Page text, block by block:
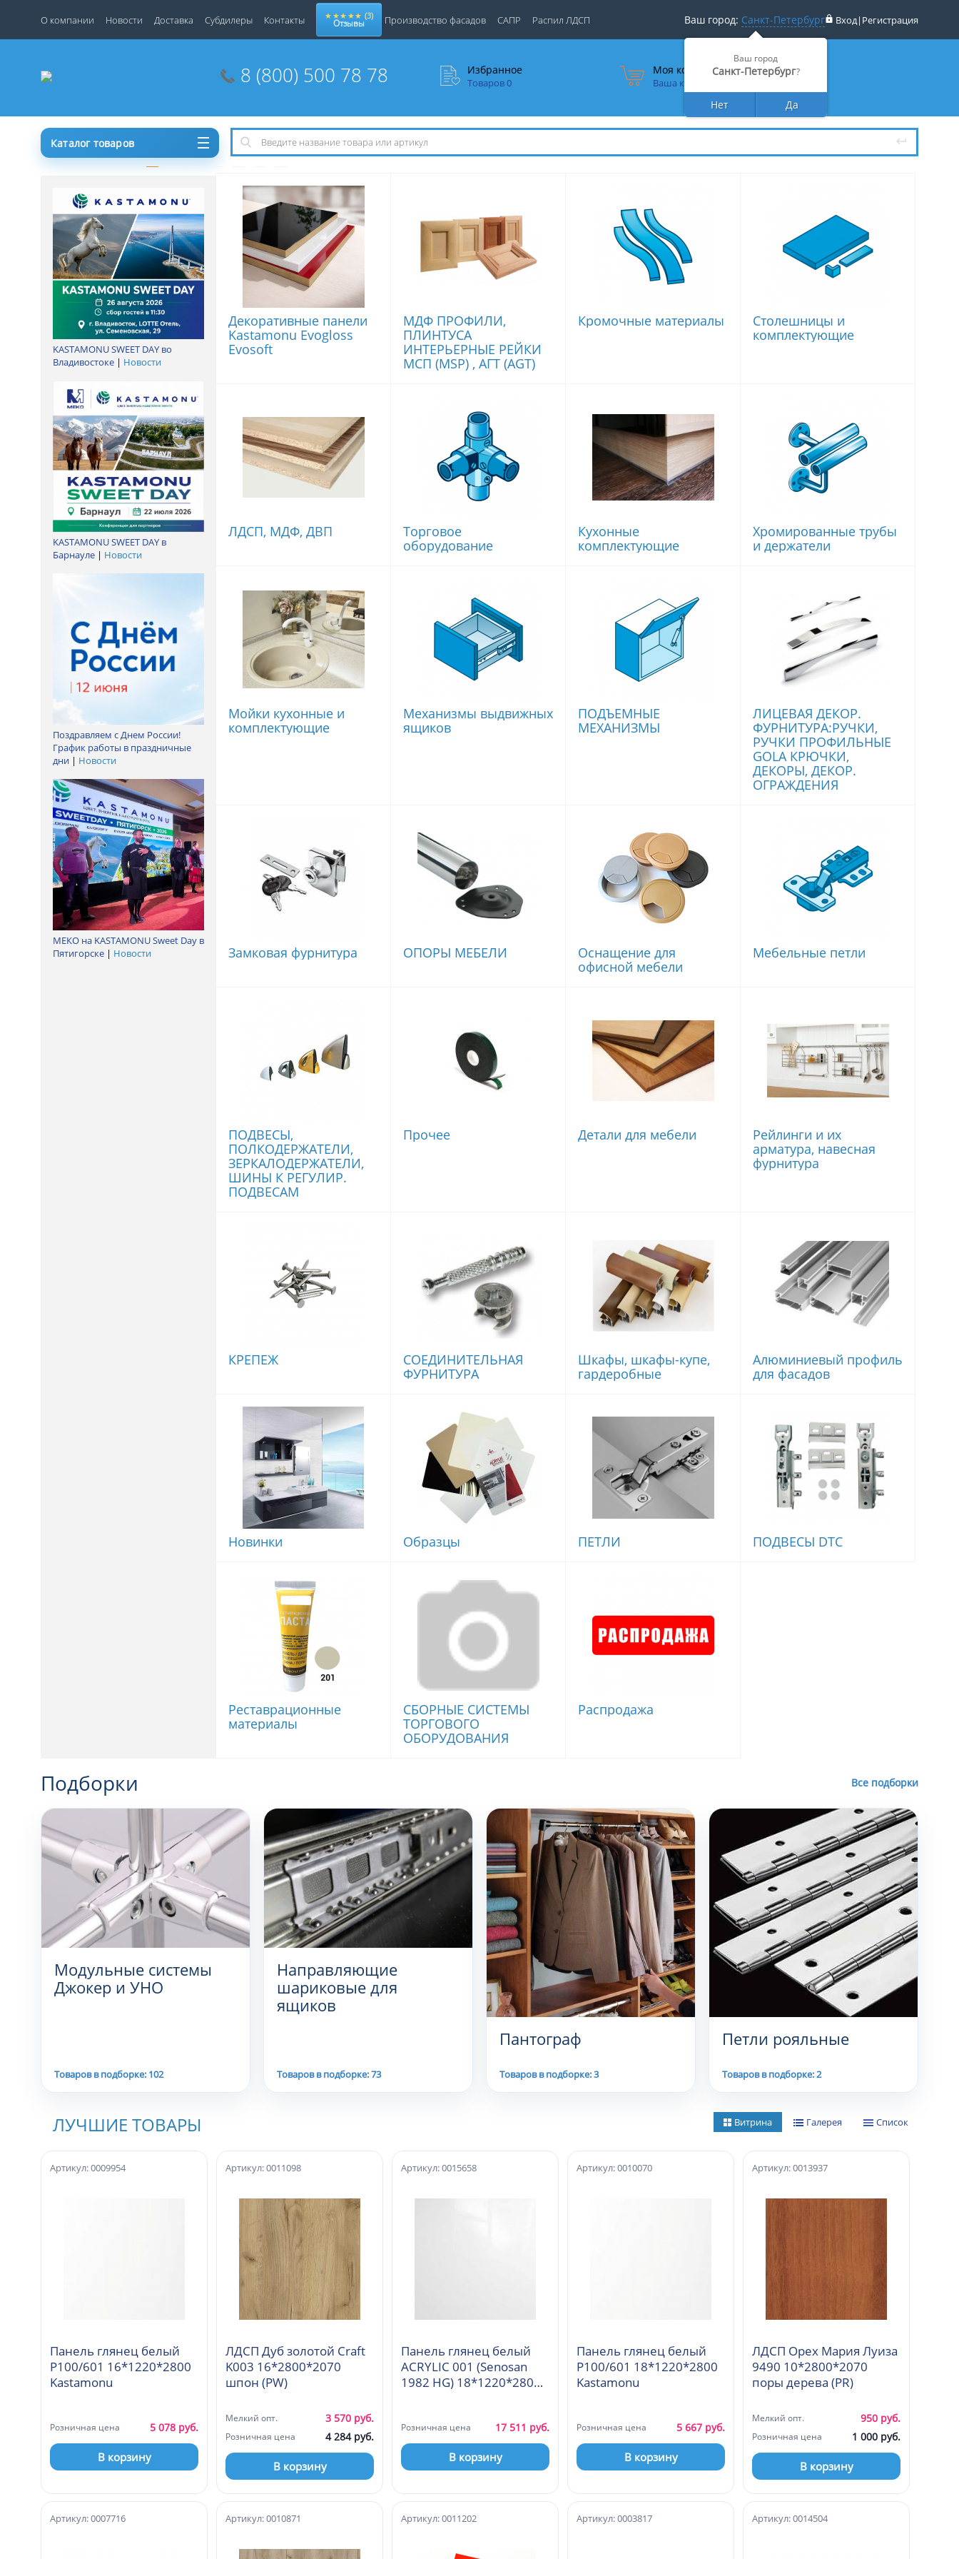
Ваш город: Санкт-Петербург
Ваш город
Санкт-Петербург?
Нет Да
Вход| Регистрация
О компании Новости Доставка Субдилеры Контакты ★★★★★ (3)
Отзывы Производство фасадов САПР Распил ЛДСП
8 (800) 500 78 78 Избранное
Товаров0
Моя корзина
Ваша корзина пуста
Каталог товаров
Декоративные панели
Kastamonu Evogloss
Evosoft
МДФ ПРОФИЛИ,
ПЛИНТУСА
ИНТЕРЬЕРНЫЕ РЕЙКИ
МСП (MSP) , АГТ (AGT)
Кромочные материалы
Столешницы и
комплектующие
ЛДСП, МДФ, ДВП
Торговое
оборудование
Кухонные
комплектующие
Хромированные трубы
и держатели
Мойки кухонные и
комплектующие
Механизмы выдвижных
ящиков
ПОДЪЕМНЫЕ
МЕХАНИЗМЫ
ЛИЦЕВАЯ ДЕКОР.
ФУРНИТУРА:РУЧКИ,
РУЧКИ ПРОФИЛЬНЫЕ
GOLA КРЮЧКИ,
ДЕКОРЫ, ДЕКОР.
ОГРАЖДЕНИЯ
Замковая фурнитура ОПОРЫ МЕБЕЛИ
Оснащение для
офисной мебели
Мебельные петли
ПОДВЕСЫ,
ПОЛКОДЕРЖАТЕЛИ,
ЗЕРКАЛОДЕРЖАТЕЛИ,
ШИНЫ К РЕГУЛИР.
ПОДВЕСАМ
Прочее Детали для мебели
Рейлинги и их
арматура, навесная
фурнитура
КРЕПЕЖ
СОЕДИНИТЕЛЬНАЯ
ФУРНИТУРА
Шкафы, шкафы-купе,
гардеробные
Алюминиевый профиль
для фасадов
Новинки Образцы ПЕТЛИ ПОДВЕСЫ DTC
Реставрационные
материалы
СБОРНЫЕ СИСТЕМЫ
ТОРГОВОГО
ОБОРУДОВАНИЯ
Распродажа
KASTAMONU SWEET DAY во
Владивостоке | Новости
KASTAMONU SWEET DAY в
Барнауле | Новости
Поздравляем с Днем России!
График работы в праздничные
дни | Новости
МЕКО на KASTAMONU Sweet Day в
Пятигорске | Новости
Подборки Все подборки
Модульные системы
Джокер и УНО
Товаров в подборке: 102
Направляющие
шариковые для
ящиков
Товаров в подборке: 73
Пантограф
Товаров в подборке: 3
Петли рояльные
Товаров в подборке: 2
ЛУЧШИЕ ТОВАРЫ Список
Галерея
Витрина
Панель глянец белый
Р100/601 16*1220*2800
Kastamonu
Артикул: 0009954
Розничная цена 5 078 руб.
В корзину
ЛДСП Дуб золотой Craft
K003 16*2800*2070
шпон (PW)
Артикул: 0011098
Мелкий опт. 3 570 руб.
Розничная цена 4 284 руб.
В корзину
Панель глянец белый
ACRYLIC 001 (Senosan
1982 HG) 18*1220*2800
Артикул: 0015658
Розничная цена 17 511 руб.
В корзину
Панель глянец белый
Р100/601 18*1220*2800
Kastamonu
Артикул: 0010070
Розничная цена 5 667 руб.
В корзину
ЛДСП Орех Мария Луиза
9490 10*2800*2070
поры дерева (PR)
Артикул: 0013937
Мелкий опт. 950 руб.
Розничная цена 1 000 руб.
В корзину
Артикул: 0007716 Артикул: 0010871 Артикул: 0011202 Артикул: 0003817 Артикул: 0014504